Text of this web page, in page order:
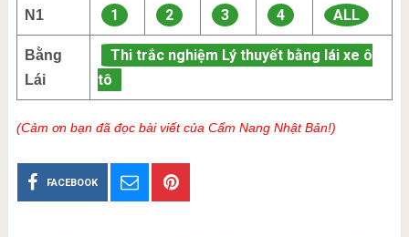
N1 1 2 3 4 ALL
Bằng
Lái
Thi trắc nghiệm Lý thuyết bằng lái xe ô
tô
(Cảm ơn bạn đã đọc bài viết của Cẩm Nang Nhật Bản!)
FACEBOOK